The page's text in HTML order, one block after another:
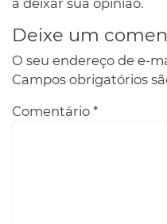
Deixe um
O seu endereço de e-
Campos obrigatórios
Comentário *